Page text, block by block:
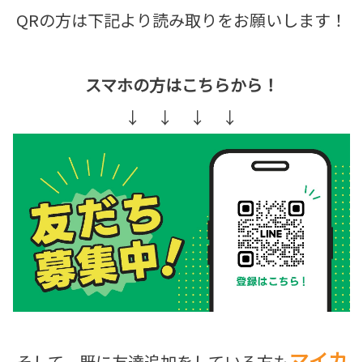
QRの方は下記より読み取りをお願いします！
スマホの方はこちらから！
↓ ↓ ↓ ↓